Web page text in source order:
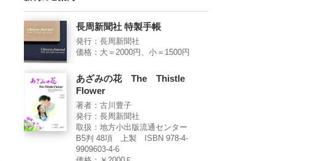
長周新聞社 特製手帳
発行：長周新聞社
価格：大＝2000円、小＝1500円
あざみの花 The Thistle
Flower
著者：古川豊子
発行：長周新聞社
取扱：地方小出版流通センター
B5判 48項 上製 ISBN 978-4-
9909603-4-6